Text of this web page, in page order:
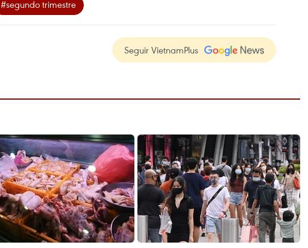
#segundo trimestre
Seguir VietnamPlus